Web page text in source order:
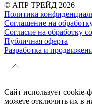
© АПР ТРЕЙД 2026
Политика
Соглашение на
Согласие на обработку
Публичная оферта
Разработка и
Сайт использует cookie-
можете отключить их в